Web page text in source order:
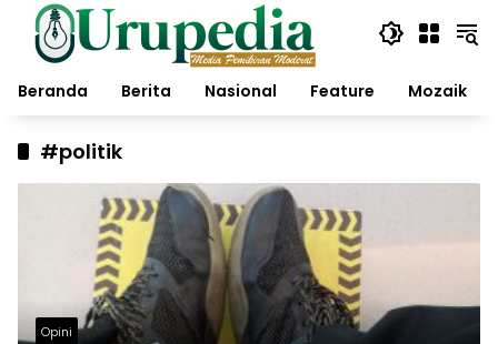
Langsung
konten
Beranda
Berita Nasional Feature Mozaik
#politik
Opini